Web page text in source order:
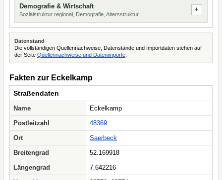
Demografie & Wirtschaft
Sozialstruktur regional, Demografie, Altersstruktur
Datenstand
Die vollständigen Quellennachweise, Datenstände und Importdaten stehen auf
der Seite Quellennachweise und Datenimporte
Fakten zur Eckelkamp
Straßendaten
Name
Eckelkamp
Postleitzahl
48369
Ort
Saerbeck
Breitengrad
52.169918
Längengrad
7.642216